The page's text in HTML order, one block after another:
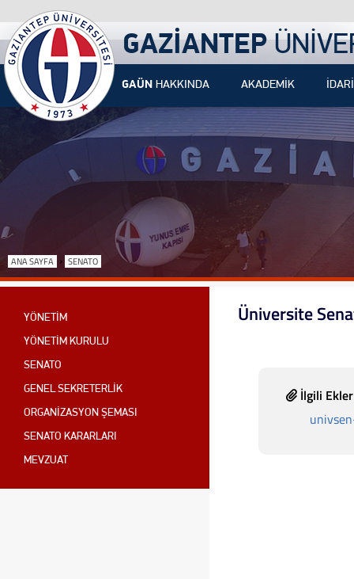
GAZİANTEP
GAÜN HAKKINDA AKADEMİK İDARİ
ANA SAYFA › SENATO
YÖNETİM
YÖNETİM KURULU
SENATO
GENEL SEKRETERLİK
ORGANİZASYON ŞEMASI
SENATO KARARLARI
MEVZUAT
Üniversite
İlgili Ekler